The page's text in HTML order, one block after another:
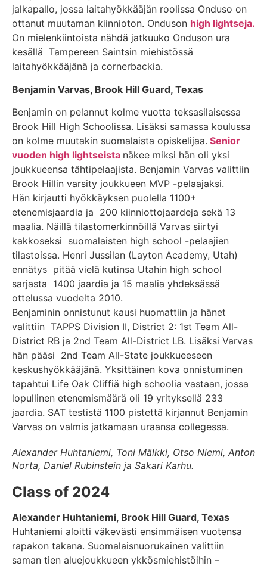
jalkapallo, jossa laitahyökkääjän roolissa Onduso on
ottanut muutaman kiinnioton. Onduson high lightseja.
On mielenkiintoista nähdä jatkuuko Onduson ura
kesällä Tampereen Saintsin miehistössä
laitahyökkääjänä ja cornerbackia.
Benjamin Varvas, Brook Hill Guard, Texas
Benjamin on pelannut kolme vuotta teksasilaisessa
Brook Hill High Schoolissa. Lisäksi samassa koulussa
on kolme muutakin suomalaista opiskelijaa. Senior
vuoden high lightseista näkee miksi hän oli yksi
joukkueensa tähtipelaajista. Benjamin Varvas valittiin
Brook Hillin varsity joukkueen MVP -pelaajaksi.
Hän kirjautti hyökkäyksen puolella 1100+
etenemisjaardia ja 200 kiinniottojaardeja sekä 13
maalia. Näillä tilastomerkinnöillä Varvas siirtyi
kakkoseksi suomalaisten high school -pelaajien
tilastoissa. Henri Jussilan (Layton Academy, Utah)
ennätys pitää vielä kutinsa Utahin high school
sarjasta 1400 jaardia ja 15 maalia yhdeksässä
ottelussa vuodelta 2010.
Benjaminin onnistunut kausi huomattiin ja hänet
valittiin TAPPS Division II, District 2: 1st Team All-
District RB ja 2nd Team All-District LB. Lisäksi Varvas
hän pääsi 2nd Team All-State joukkueeseen
keskushyökkääjänä. Yksittäinen kova onnistuminen
tapahtui Life Oak Cliffiä high schoolia vastaan, jossa
lopullinen etenemismäärä oli 19 yrityksellä 233
jaardia. SAT testistä 1100 pistettä kirjannut Benjamin
Varvas on valmis jatkamaan uraansa collegessa.
Alexander Huhtaniemi, Toni Mälkki, Otso Niemi, Anton
Norta, Daniel Rubinstein ja Sakari Karhu.
Class of 2024
Alexander Huhtaniemi, Brook Hill Guard, Texas
Huhtaniemi aloitti väkevästi ensimmäisen vuotensa
rapakon takana. Suomalaisnuorukainen valittiin
saman tien aluejoukkueen ykkösmiehistöihin –